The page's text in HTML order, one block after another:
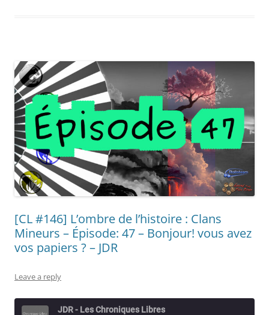
[CL #146] L’ombre de l’histoire : Clans
Mineurs – Épisode: 47 – Bonjour! vous avez
vos papiers ? – JDR
Leave a reply
JDR - Les Chroniques Libres